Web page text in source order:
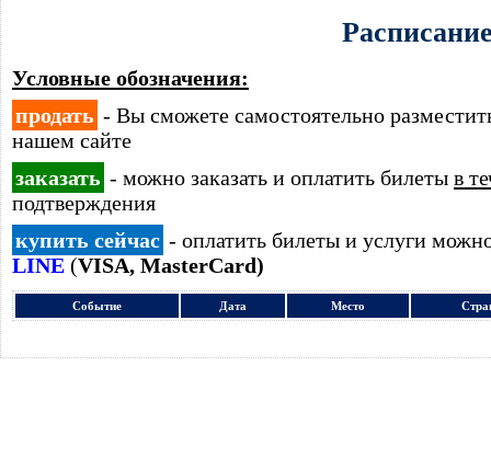
Условные обозначения:
продать - Вы сможете самостоятельно
нашем сайте
заказать - можно заказать и оплатить билеты в
подтверждения
купить сейчас - оплатить билеты и услуги
LINE (VISA, MasterCard)
Событие Дата Место